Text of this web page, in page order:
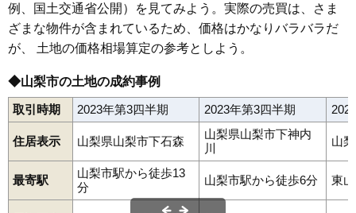
例、国土交通省公開）を見てみよう。実際の売買は、さま
ざまな物件が含まれているため、価格はかなりバラバラだ
が、 土地の価格相場算定の参考としよう。
◆山梨市の土地の成約事例
取引時期 2023年第3四半期 2023年第3四半期
住居表示 山梨県山梨市下石森
山梨県山梨市下神内
川
山
最寄駅
山梨市駅から徒歩13
分
山梨市駅から徒歩6分 東